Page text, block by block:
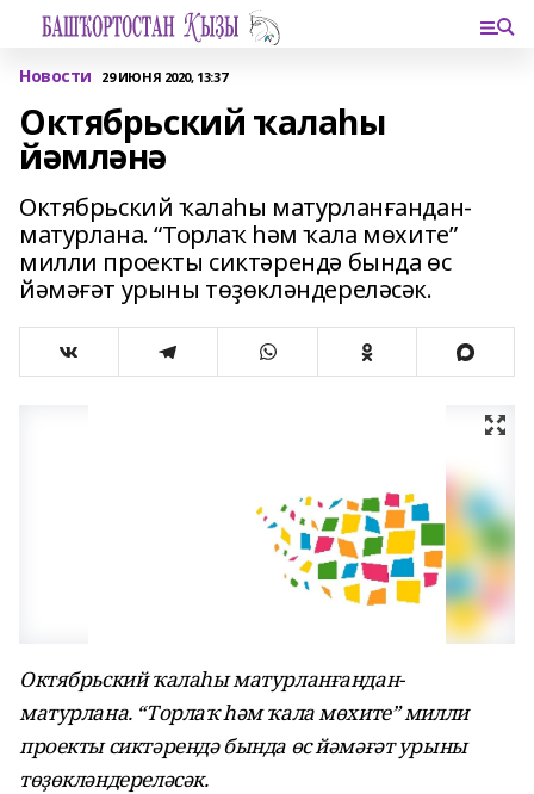
Новости 29 ИЮНЯ 2020, 13:37
Октябрьский ҡалаһы
йәмләнә
Октябрьский ҡалаһы матурланғандан-
матурлана. “Торлаҡ һәм ҡала мөхите”
милли проекты сиктәрендә бында өс
йәмәғәт урыны төҙөкләндереләсәк.
Октябрьский ҡалаһы матурланғандан-
матурлана. “Торлаҡ һәм ҡала мөхите” милли
проекты сиктәрендә бында өс йәмәғәт урыны
төҙөкләндереләсәк.